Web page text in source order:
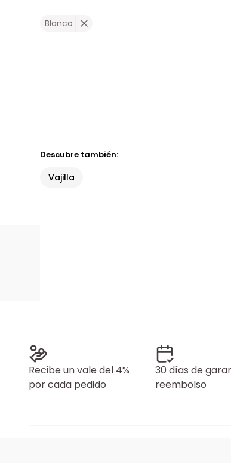
Blanco
Descubre también:
Vajilla
Recibe un vale del 4%
por cada pedido
30 días de
reembolso